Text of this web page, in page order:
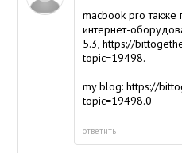
macbook pro
интернет-
5.3, https://
topic=19498.
my blog:https://
topic=19498.0
ответить